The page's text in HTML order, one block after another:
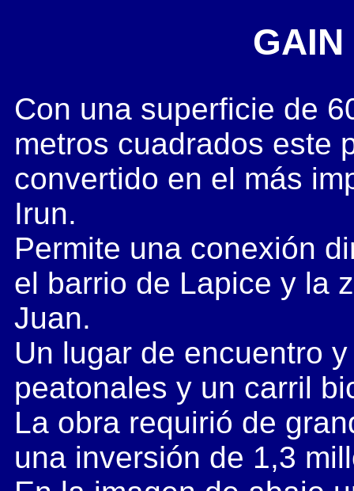
Con una superficie de
metros cuadrados este
convertido en el más
Irun.
Permite una conexión
el barrio de Lapice y la
Juan.
Un lugar de encuentro
peatonales y un carril
La obra requirió de
una inversión de 1,3